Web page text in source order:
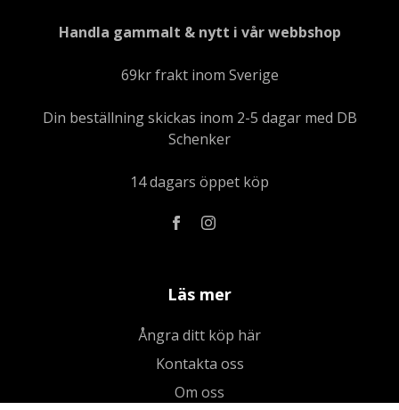
Handla gammalt & nytt i vår webbshop
69kr frakt inom Sverige
Din beställning skickas inom 2-5 dagar med DB
Schenker
14 dagars öppet köp
Läs mer
Ångra ditt köp här
Kontakta oss
Om oss